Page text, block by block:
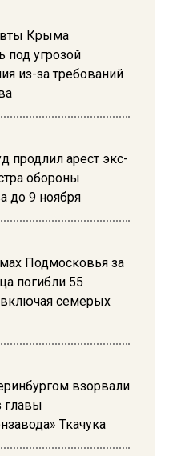
Крыма
под угрозой
из-за требований
продлил арест экс-
обороны
до 9 ноября
Подмосковья за
погибли 55
семерых
взорвали
главы
Ткачука